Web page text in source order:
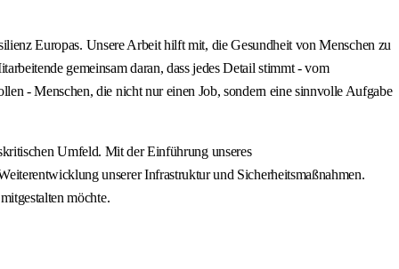
Europas. Unsere Arbeit hilft mit, die Gesundheit von Menschen zu
gemeinsam daran, dass jedes Detail stimmt - vom
- Menschen, die nicht nur einen Job, sondern eine sinnvolle Aufgabe
Umfeld. Mit der Einführung unseres
unserer Infrastruktur und Sicherheitsmaßnahmen.
möchte.